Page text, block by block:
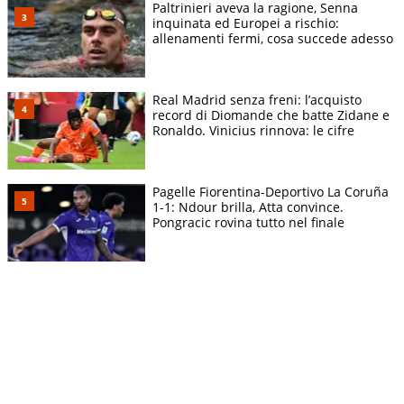
Paltrinieri aveva la ragione, Senna
inquinata ed Europei a rischio:
allenamenti fermi, cosa succede adesso
Real Madrid senza freni: l’acquisto
record di Diomande che batte Zidane e
Ronaldo. Vinicius rinnova: le cifre
Pagelle Fiorentina-Deportivo La Coruña
1-1: Ndour brilla, Atta convince.
Pongracic rovina tutto nel finale